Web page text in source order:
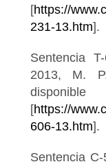
[https://
231-13.htm].
Sentencia
2013, M.
[https://
606-13.htm].
Sentencia